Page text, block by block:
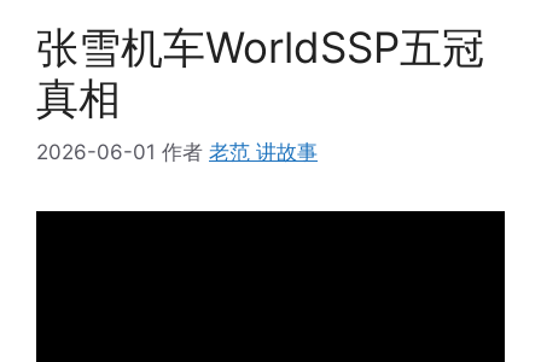
张雪机车WorldSSP五冠
真相
2026-06-01 作者 老范 讲故事